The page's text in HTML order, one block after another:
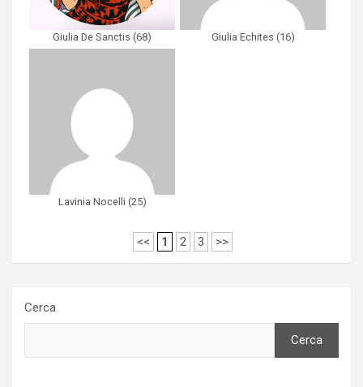
Giulia De Sanctis (68) Giulia Echites (16)
Lavinia Nocelli (25)
<< 1 2 3 >>
Cerca
Cerca